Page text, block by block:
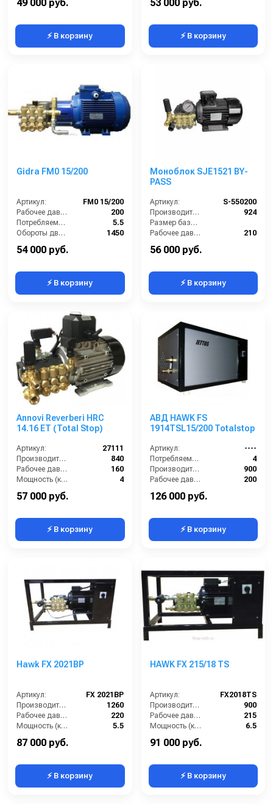
необходимо выключить мойку высокого давления.
49 000 руб.
⚡ В корзину
53 000 руб.
⚡ В корзину
Gidra FM0 15/200
Артикул:
FM0 15/200
Рабочее давление (бар):
200
Потребляемая мощность (кВт):
5.5
Обороты двигателя (об/мин):
1450
54 000 руб.
⚡ В корзину
Моноблок SJE1521 BY-
PASS
Артикул:
S-550200
Производительность (л/ч):
924
Размер базовой станции (ДхШхВ):
Рабочее давление (бар):
210
56 000 руб.
⚡ В корзину
Annovi Reverberi HRC
14.16 ET (Total Stop)
Артикул:
27111
Производительность (л/ч):
840
Рабочее давление (бар):
160
Мощность (кВт):
4
Электропитание (В):
57 000 руб.
⚡ В корзину
АВД HAWK FS
1914TSL15/200 Totalstop
Артикул:
----
Потребляемая мощность (кВт):
4
Производительность (л/ч):
900
Рабочее давление (бар):
200
126 000 руб.
⚡ В корзину
Hawk FX 2021BP
Артикул:
FX 2021BP
Производительность (л/ч):
1260
Рабочее давление (бар):
220
Мощность (кВт):
5.5
Электропитание (В):
87 000 руб.
⚡ В корзину
HAWK FX 215/18 TS
Артикул:
FX2018TS
Производительность (л/ч):
900
Рабочее давление (бар):
215
Мощность (кВт):
6.5
Электропитание (В):
91 000 руб.
⚡ В корзину